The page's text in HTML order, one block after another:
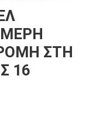
ΣΤΗ
16